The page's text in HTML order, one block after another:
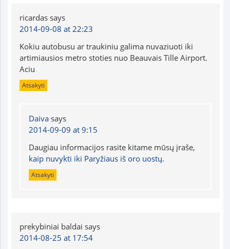
ricardas says
2014-09-08 at 22:23
Kokiu autobusu ar traukiniu galima nuvaziuoti iki
artimiausios metro stoties nuo Beauvais Tille Airport.
Aciu
Atsakyti
Daiva says
2014-09-09 at 9:15
Daugiau informacijos rasite kitame mūsų įraše,
kaip nuvykti iki Paryžiaus iš oro uostų.
Atsakyti
prekybiniai baldai says
2014-08-25 at 17:54